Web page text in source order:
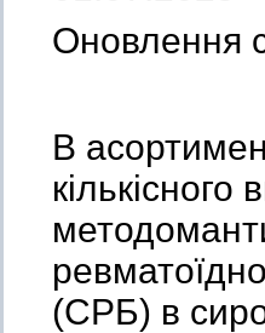
Оновлення
В
(СРБ) в